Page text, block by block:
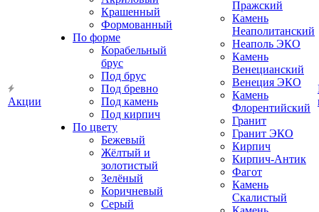
Акции
Крашенный
Формованный
По форме
Корабельный
брус
Под брус
Под бревно
Под камень
Под кирпич
По цвету
Бежевый
Жёлтый и
золотистый
Зелёный
Коричневый
Серый
Пражский
Камень
Неаполитанский
Неаполь ЭКО
Камень
Венецианский
Венеция ЭКО
Камень
Флорентийский
Гранит
Гранит ЭКО
Кирпич
Кирпич-Антик
Фагот
Камень
Скалистый